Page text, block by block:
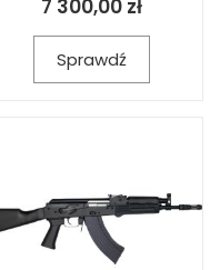
7 300,00 zł
Sprawdź